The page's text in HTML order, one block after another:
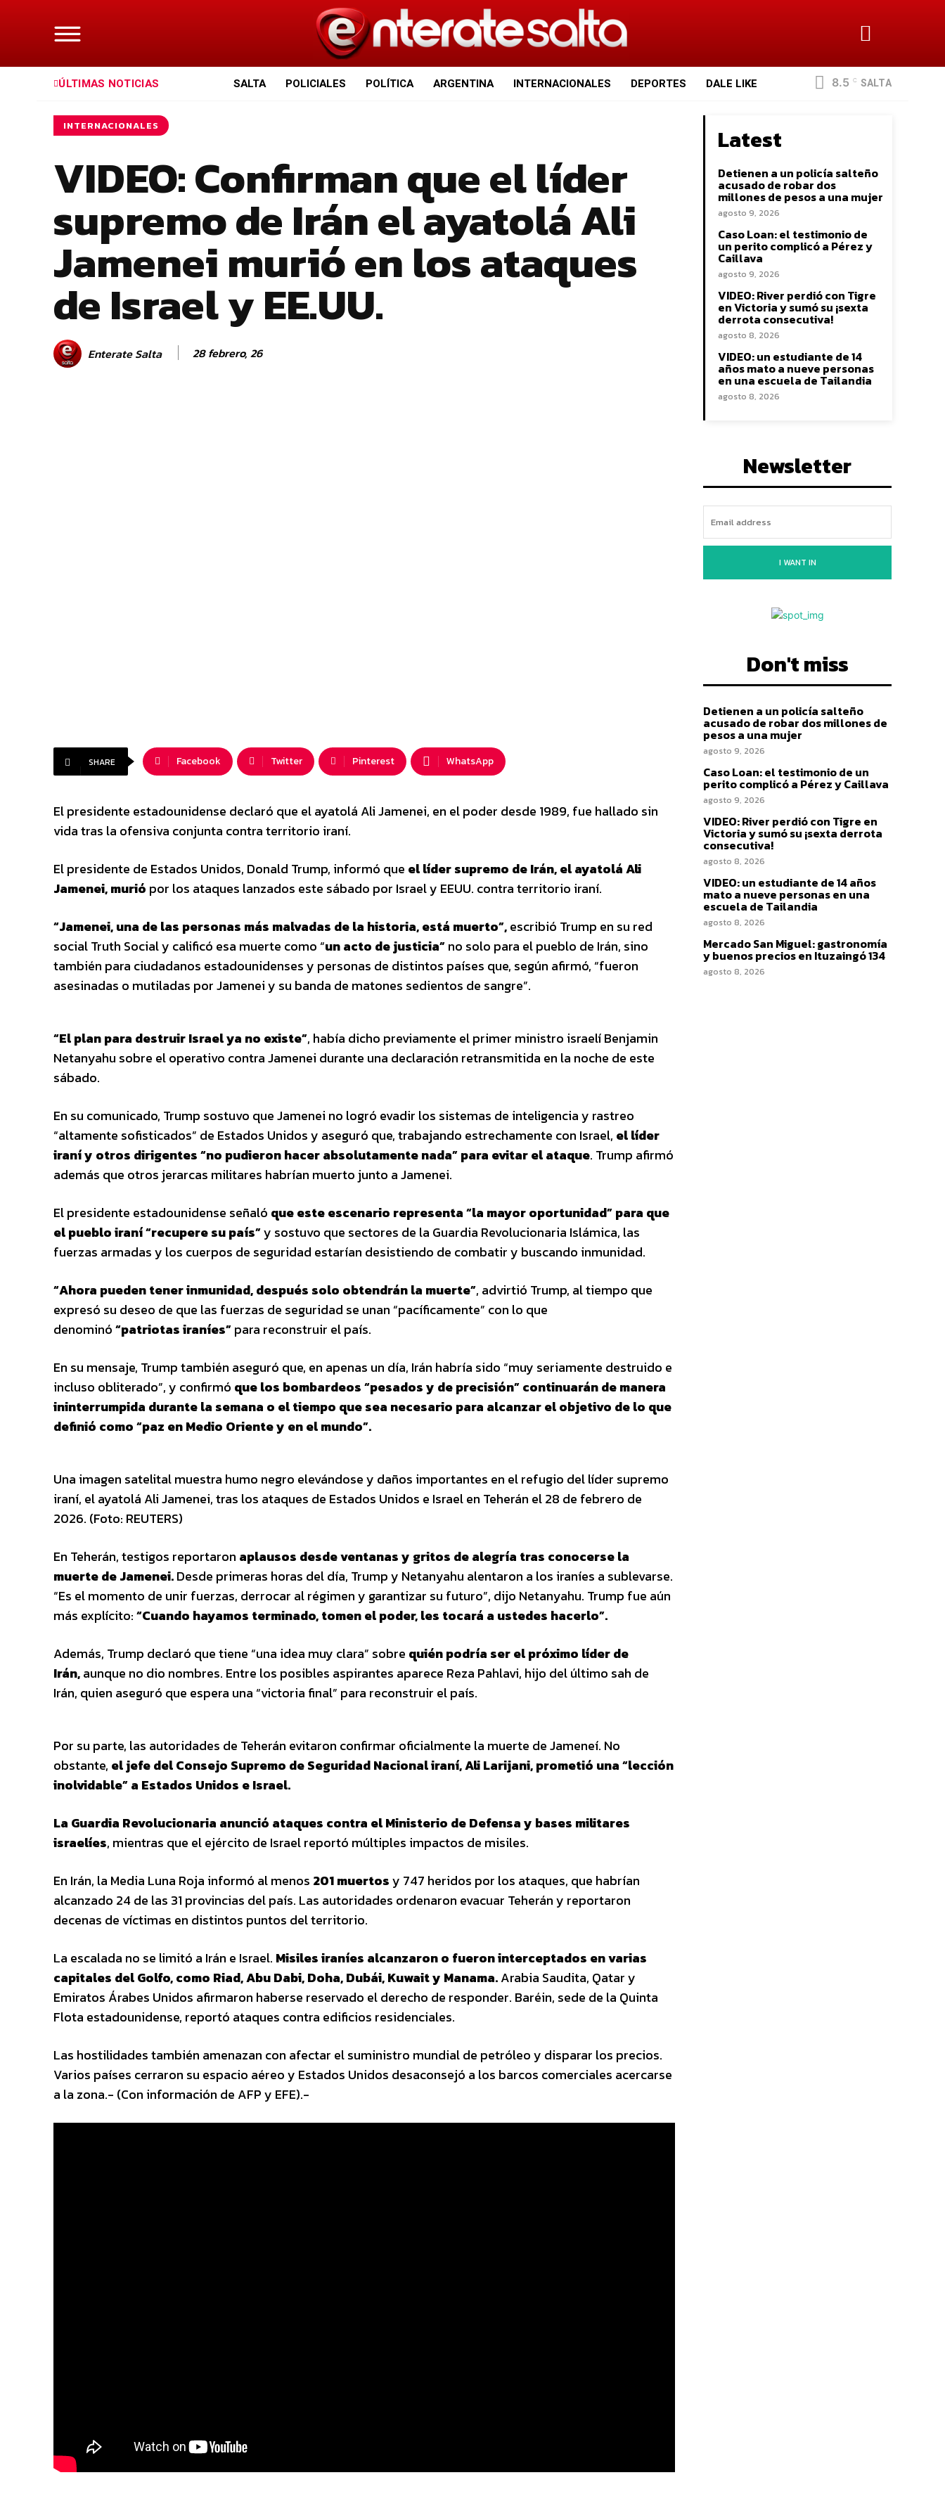
ÚLTIMAS NOTICIAS SALTA POLICIALES POLÍTICA ARGENTINA INTERNACIONALES DEPORTES DALE LIKE 8.5 C SALTA
INTERNACIONALES
VIDEO: Confirman que el líder
supremo de Irán el ayatolá Ali
Jamenei murió en los ataques
de Israel y EE.UU.
Enterate Salta 28 febrero, 26
SHARE Facebook Twitter Pinterest WhatsApp
El presidente estadounidense declaró que el ayatolá Ali Jamenei, en el poder desde 1989, fue hallado sin
vida tras la ofensiva conjunta contra territorio iraní.
El presidente de Estados Unidos, Donald Trump, informó que el líder supremo de Irán, el ayatolá Ali
Jamenei, murió por los ataques lanzados este sábado por Israel y EEUU. contra territorio iraní.
“Jamenei, una de las personas más malvadas de la historia, está muerto”,escribió Trump en su red
social Truth Social y calificó esa muerte como “un acto de justicia”no solo para el pueblo de Irán, sino
también para ciudadanos estadounidenses y personas de distintos países que, según afirmó, “fueron
asesinadas o mutiladas por Jamenei y su banda de matones sedientos de sangre”.
“El plan para destruir Israel ya no existe”, había dicho previamente el primer ministro israelí Benjamin
Netanyahu sobre el operativo contra Jamenei durante una declaración retransmitida en la noche de este
sábado.
En su comunicado, Trump sostuvo que Jamenei no logró evadir los sistemas de inteligencia y rastreo
“altamente sofisticados” de Estados Unidos y aseguró que, trabajando estrechamente con Israel, el líder
iraní y otros dirigentes “no pudieron hacer absolutamente nada” para evitar el ataque. Trump afirmó
además que otros jerarcas militares habrían muerto junto a Jamenei.
El presidente estadounidense señaló que este escenario representa “la mayor oportunidad” para que
el pueblo iraní “recupere su país”y sostuvo que sectores de la Guardia Revolucionaria Islámica, las
fuerzas armadas y los cuerpos de seguridad estarían desistiendo de combatir y buscando inmunidad.
“Ahora pueden tener inmunidad, después solo obtendrán la muerte”, advirtió Trump, al tiempo que
expresó su deseo de que las fuerzas de seguridad se unan “pacíficamente” con lo que
denominó“patriotas iraníes”para reconstruir el país.
En su mensaje, Trump también aseguró que, en apenas un día, Irán habría sido “muy seriamente destruido e
incluso obliterado”, y confirmó que los bombardeos “pesados y de precisión” continuarán de manera
ininterrumpida durante la semana o el tiempo que sea necesario para alcanzar el objetivo de lo que
definió como “paz en Medio Oriente y en el mundo”.
Una imagen satelital muestra humo negro elevándose y daños importantes en el refugio del líder supremo
iraní, el ayatolá Ali Jamenei, tras los ataques de Estados Unidos e Israel en Teherán el 28 de febrero de
2026. (Foto: REUTERS)
En Teherán, testigos reportaron aplausos desde ventanas y gritos de alegría tras conocerse la
muerte de Jamenei.Desde primeras horas del día, Trump y Netanyahu alentaron a los iraníes a sublevarse.
“Es el momento de unir fuerzas, derrocar al régimen y garantizar su futuro”, dijo Netanyahu. Trump fue aún
más explícito:“Cuando hayamos terminado, tomen el poder, les tocará a ustedes hacerlo”.
Además, Trump declaró que tiene “una idea muy clara” sobre quién podría ser el próximo líder de
Irán,aunque no dio nombres. Entre los posibles aspirantes aparece Reza Pahlavi, hijo del último sah de
Irán, quien aseguró que espera una “victoria final” para reconstruir el país.
Por su parte, las autoridades de Teherán evitaron confirmar oficialmente la muerte de Jameneí. No
obstante, el jefe del Consejo Supremo de Seguridad Nacional iraní, Ali Larijani, prometió una “lección
inolvidable” a Estados Unidos e Israel.
La Guardia Revolucionaria anunció ataques contra el Ministerio de Defensa y bases militares
israelíes, mientras que el ejército de Israel reportó múltiples impactos de misiles.
En Irán, la Media Luna Roja informó al menos 201 muertosy 747 heridos por los ataques, que habrían
alcanzado 24 de las 31 provincias del país. Las autoridades ordenaron evacuar Teherán y reportaron
decenas de víctimas en distintos puntos del territorio.
La escalada no se limitó a Irán e Israel. Misiles iraníes alcanzaron o fueron interceptados en varias
capitales del Golfo, como Riad, Abu Dabi, Doha, Dubái, Kuwait y Manama.Arabia Saudita, Qatar y
Emiratos Árabes Unidos afirmaron haberse reservado el derecho de responder. Baréin, sede de la Quinta
Flota estadounidense, reportó ataques contra edificios residenciales.
Las hostilidades también amenazan con afectar el suministro mundial de petróleo y disparar los precios.
Varios países cerraron su espacio aéreo y Estados Unidos desaconsejó a los barcos comerciales acercarse
a la zona.- (Con información de AFP y EFE).-
Latest
Detienen a un policía salteño
acusado de robar dos
millones de pesos a una mujer
agosto 9, 2026
Caso Loan: el testimonio de
un perito complicó a Pérez y
Caillava
agosto 9, 2026
VIDEO: River perdió con Tigre
en Victoria y sumó su ¡sexta
derrota consecutiva!
agosto 8, 2026
VIDEO: un estudiante de 14
años mato a nueve personas
en una escuela de Tailandia
agosto 8, 2026
Newsletter
I WANT IN
Don't miss
Detienen a un policía salteño
acusado de robar dos millones de
pesos a una mujer
agosto 9, 2026
Caso Loan: el testimonio de un
perito complicó a Pérez y Caillava
agosto 9, 2026
VIDEO: River perdió con Tigre en
Victoria y sumó su ¡sexta derrota
consecutiva!
agosto 8, 2026
VIDEO: un estudiante de 14 años
mato a nueve personas en una
escuela de Tailandia
agosto 8, 2026
Mercado San Miguel: gastronomía
y buenos precios en Ituzaingó 134
agosto 8, 2026